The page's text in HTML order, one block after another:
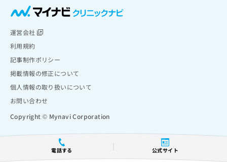
電話する 公式サイト
運営会社
利用規約
記事制作ポリシー
掲載情報の修正について
個人情報の取り扱いについて
お問い合わせ
Copyright © Mynavi Corporation